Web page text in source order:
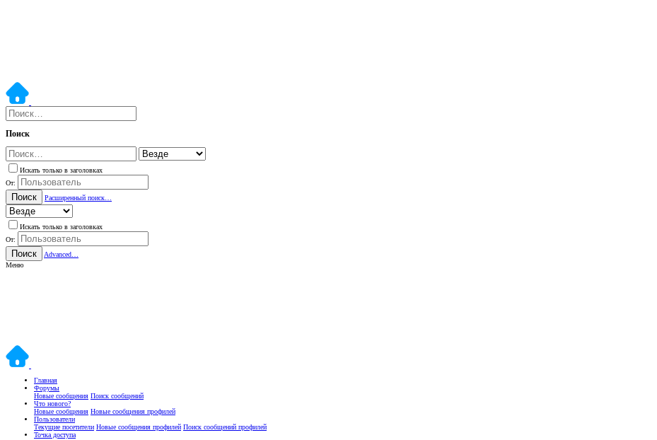
Поиск
Искать только в заголовках
От:
Поиск Расширенный поиск…
Искать только в заголовках
От:
Поиск
Advanced…
Меню
Главная
Форумы
Новые сообщения Поиск сообщений
Что нового?
Новые сообщения Новые сообщения профилей
Пользователи
Текущие посетители Новые сообщения профилей Поиск сообщений профилей
Точка доступа